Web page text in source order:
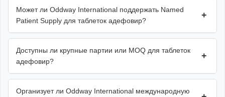
Может ли Oddway International поддержать Named
Patient Supply для таблеток адефовир?
+
Доступны ли крупные партии или MOQ для таблеток
адефовир?
+
Организует ли Oddway International международную